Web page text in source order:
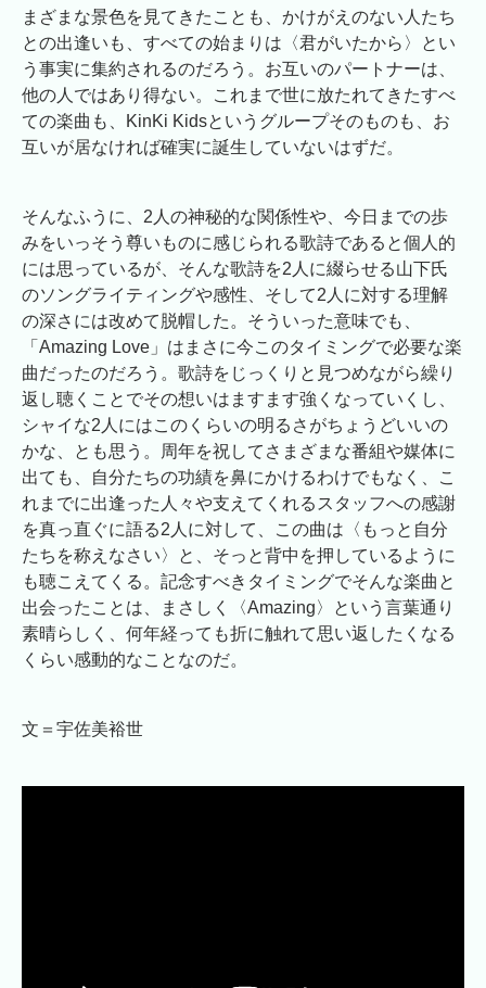
まざまな景色を見てきたことも、かけがえのない人たち
との出逢いも、すべての始まりは〈君がいたから〉とい
う事実に集約されるのだろう。お互いのパートナーは、
他の人ではあり得ない。これまで世に放たれてきたすべ
ての楽曲も、KinKi Kidsというグループそのものも、お
互いが居なければ確実に誕生していないはずだ。
そんなふうに、2人の神秘的な関係性や、今日までの歩
みをいっそう尊いものに感じられる歌詩であると個人的
には思っているが、そんな歌詩を2人に綴らせる山下氏
のソングライティングや感性、そして2人に対する理解
の深さには改めて脱帽した。そういった意味でも、
「Amazing Love」はまさに今このタイミングで必要な楽
曲だったのだろう。歌詩をじっくりと見つめながら繰り
返し聴くことでその想いはますます強くなっていくし、
シャイな2人にはこのくらいの明るさがちょうどいいの
かな、とも思う。周年を祝してさまざまな番組や媒体に
出ても、自分たちの功績を鼻にかけるわけでもなく、こ
れまでに出逢った人々や支えてくれるスタッフへの感謝
を真っ直ぐに語る2人に対して、この曲は〈もっと自分
たちを称えなさい〉と、そっと背中を押しているように
も聴こえてくる。記念すべきタイミングでそんな楽曲と
出会ったことは、まさしく〈Amazing〉という言葉通り
素晴らしく、何年経っても折に触れて思い返したくなる
くらい感動的なことなのだ。
文＝宇佐美裕世